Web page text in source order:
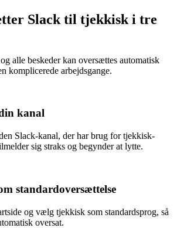
Slack til tjekkisk i tre
alle beskeder kan oversættes automatisk
komplicerede arbejdsgange.
kanal
Slack-kanal, der har brug for tjekkisk-
sig straks og begynder at lytte.
standardoversættelse
og vælg tjekkisk som standardsprog, så
oversat.